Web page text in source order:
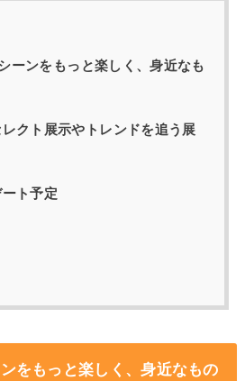
ーンをもっと楽しく、身近なも
クト展示やトレンドを追う展
ト予定
をもっと楽しく、身近なもの